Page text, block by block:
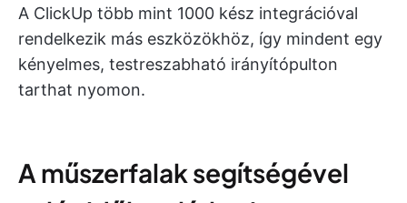
A ClickUp több mint 1000 kész integrációval
rendelkezik más eszközökhöz, így mindent egy
kényelmes, testreszabható irányítópulton
tarthat nyomon.
A műszerfalak segítségével